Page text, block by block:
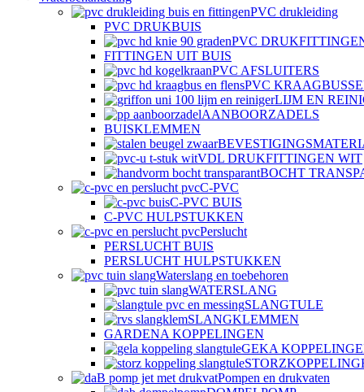
PVC drukleiding
PVC DRUKBUIS
PVC
FITTINGEN UIT BUIS
PVC AFSLUITERS
PVC
LIJM EN
AANBOORZADELS
BUISKLEMMEN
VDL DRUKFITTINGEN WIT
BOCHT
C-PVC
C-PVC BUIS
C-PVC HULPSTUKKEN
Perslucht
PERSLUCHT BUIS
PERSLUCHT HULPSTUKKEN
Waterslang en toebehoren
WATERSLANG
SLANGTULE
SLANGKLEMMEN
GARDENA KOPPELINGEN
GEKA
Pompen en drukvaten